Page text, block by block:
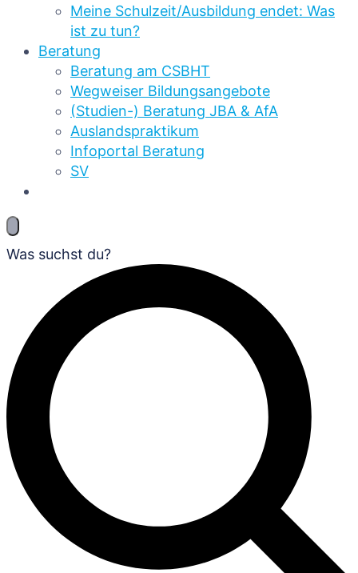
Meine Schulzeit/Ausbildung endet: Was
ist zu tun?
Beratung
Beratung am CSBHT
Wegweiser Bildungsangebote
(Studien-) Beratung JBA & AfA
Auslandspraktikum
Infoportal Beratung
SV
Was suchst du?